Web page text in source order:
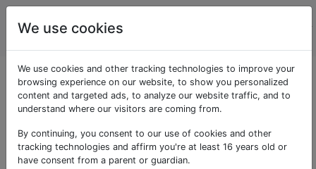
La
photographie
Questions marquées
«art»
22
Je sais ce qu'est une mauvaise
We use cookies
We use cookies and other tracking technologies to improve your
browsing experience on our website, to show you personalized
content and targeted ads, to analyze our website traffic, and to
understand where our visitors are coming from.
By continuing, you consent to our use of cookies and other
tracking technologies and affirm you're at least 16 years old or
have consent from a parent or guardian.